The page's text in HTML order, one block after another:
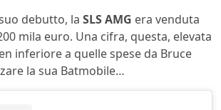
debutto, la SLS AMG era venduta
mila euro. Una cifra, questa, elevata
inferiore a quelle spese da Bruce
la sua Batmobile…